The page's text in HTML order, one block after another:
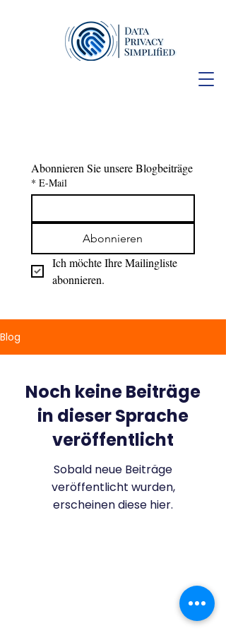
Abonnieren Sie unsere Blogbeiträge
* E-Mail
Abonnieren
Ich möchte Ihre Mailingliste
abonnieren.
Blog
Noch keine Beiträge
in dieser Sprache
veröffentlicht
Sobald neue Beiträge
veröffentlicht wurden,
erscheinen diese hier.